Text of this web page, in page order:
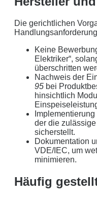
Die gerichtlichen
Keine
Elektriker“,
überschritten
Nachweis der
95 bei
hinsichtlich
der die
sicherstellt.
Dokumentation
VDE/IEC, um
minimieren.
Häufig